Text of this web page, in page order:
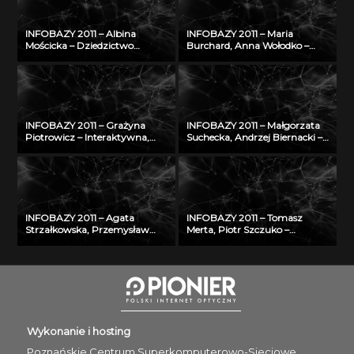
konstruktywnej indukcji oraz
zbiorów przybliżonych
INFOBAZY 2011 – Albina
Mościcka – Dziedzictwo
przykładzie aplikacji
GEOHeritage
INFOBAZY 2011 – Maria
Burchard, Anna Wołodko –
cyfrowej
INFOBAZY 2011 – Grażyna
Piotrowicz – Interaktywna,
Śląska
INFOBAZY 2011 – Małgorzata
Suchecka, Andrzej Biernacki –
wiedzy w zakresie
bezpieczeństwa i ochrony
człowieka w środowisku pracy
INFOBAZY 2011 – Agata
Strzałkowska, Przemysław
właściwości aerozoli
INFOBAZY 2011 – Tomasz
Merta, Piotr Szczuko –
rejestracyjnej i wyszukiwania
pojazdów w bazie danych
Wykonanie i hosting
Poznańskie Centrum Superkomputerowo-Sieciowe